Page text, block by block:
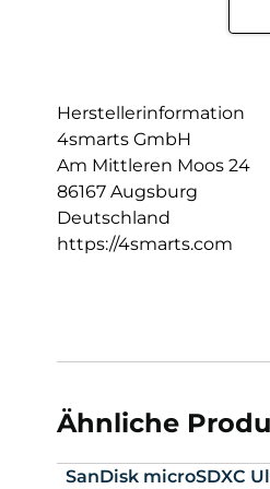
Herstellerinformation
4smarts GmbH
Am Mittleren Moos 24
86167 Augsburg
Deutschland
https://4smarts.com
Ähnliche
SanDisk microSDXC